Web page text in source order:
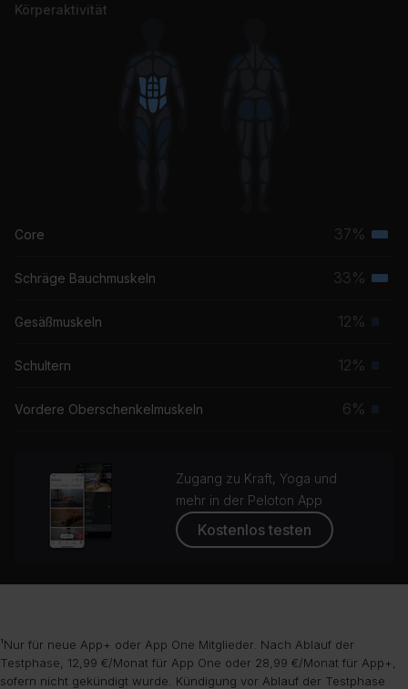
Körperaktivität
Core 37%
Schräge Bauchmuskeln 33%
Gesäßmuskeln 12%
Schultern 12%
Vordere Oberschenkelmuskeln 6%
Zugang zu Kraft, Yoga und
mehr in der Peloton App
Kostenlos testen
¹Nur für neue App+ oder App One Mitglieder. Nach Ablauf der
Testphase, 12,99 €/Monat für App One oder 28,99 €/Monat für App+,
sofern nicht gekündigt wurde. Kündigung vor Ablauf der Testphase